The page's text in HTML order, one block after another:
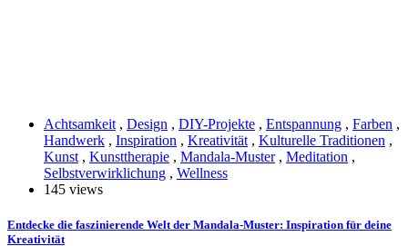
Achtsamkeit , Design , DIY-Projekte , Entspannung , Farben ,
Handwerk , Inspiration , Kreativität , Kulturelle Traditionen ,
Kunst , Kunsttherapie , Mandala-Muster, Meditation ,
Selbstverwirklichung , Wellness
145 views
Entdecke die faszinierende Welt der Mandala-Muster: Inspiration für deine
Kreativität